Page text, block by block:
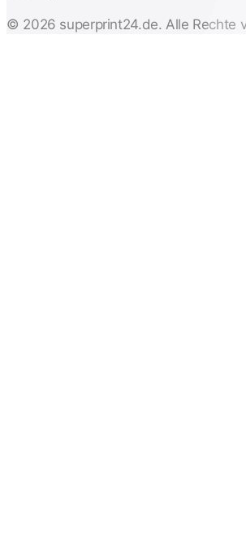
© 2026 superprint24.de. Alle Rechte